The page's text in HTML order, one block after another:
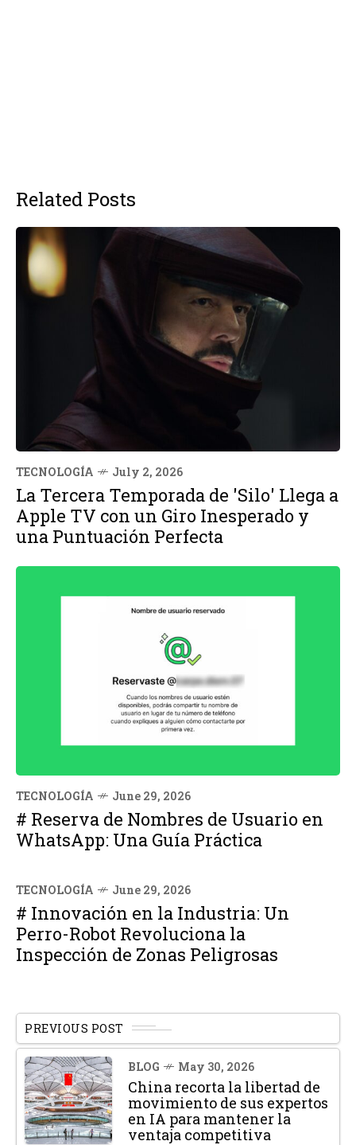
Related Posts
TECNOLOGÍA July 2, 2026
La Tercera Temporada de 'Silo' Llega a
Apple TV con un Giro Inesperado y
una Puntuación Perfecta
TECNOLOGÍA June 29, 2026
# Reserva de Nombres de Usuario en
WhatsApp: Una Guía Práctica
TECNOLOGÍA June 29, 2026
# Innovación en la Industria: Un
Perro-Robot Revoluciona la
Inspección de Zonas Peligrosas
PREVIOUS POST
BLOG May 30, 2026
China recorta la libertad de
movimiento de sus expertos
en IA para mantener la
ventaja competitiva